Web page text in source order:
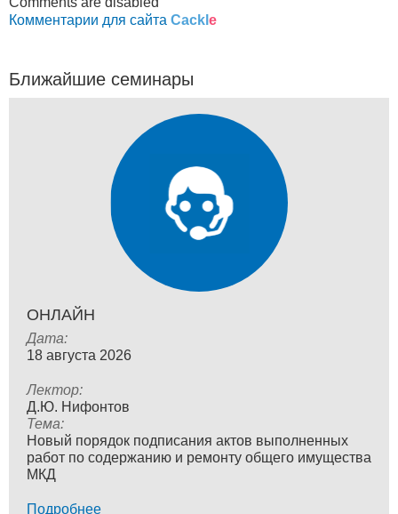
Комментарии для сайта Cackl e
Ближайшие семинары
ОНЛАЙН
Дата:
18 августа 2026
Лектор:
Д.Ю. Нифонтов
Тема:
Новый порядок подписания актов выполненных
работ по содержанию и ремонту общего имущества
МКД
Подробнее